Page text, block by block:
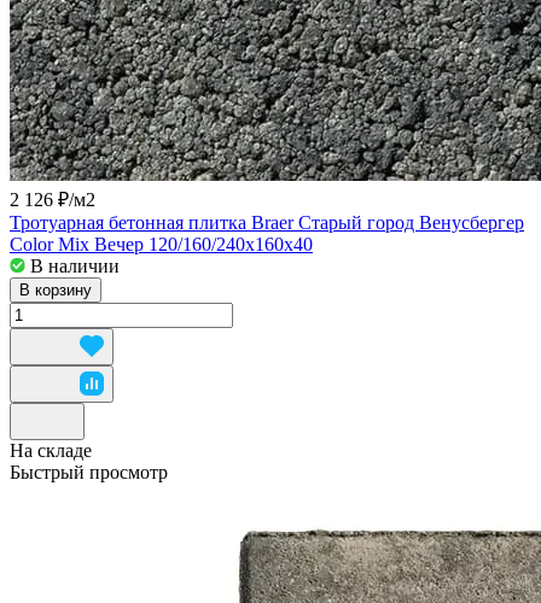
2 126 ₽/м2
Тротуарная бетонная плитка Braer Старый город Венусбергер
Color Mix Вечер 120/160/240x160x40
В наличии
В корзину
На складе
Быстрый просмотр